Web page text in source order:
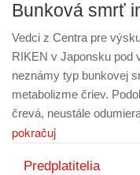
Bunková smrť
Vedci z Centra pre
RIKEN v Japonsku pod
neznámy typ bunkovej
metabolizme čriev.
črevá, neustále
pokračuj
Predplatitelia